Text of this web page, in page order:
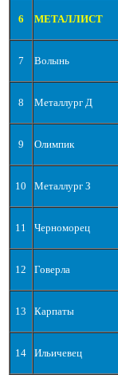
6 МЕТАЛЛИСТ
7 Волынь
8 Металлург Д
9 Олимпик
10 Металлург З
11 Черноморец
12 Говерла
13 Карпаты
14 Ильичевец